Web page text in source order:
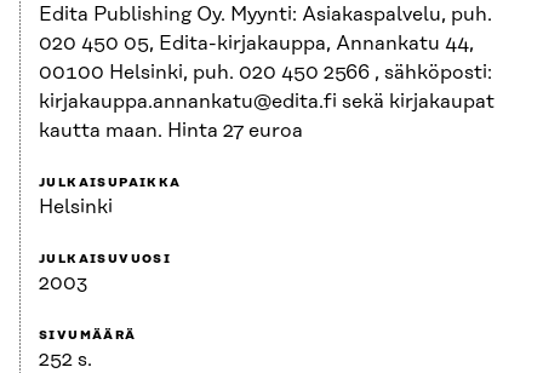
Edita Publishing Oy. Myynti: Asiakaspalvelu, puh.
020 450 05, Edita-kirjakauppa, Annankatu 44,
00100 Helsinki, puh. 020 450 2566 , sähköposti:
kirjakauppa.annankatu@edita.fi sekä kirjakaupat
kautta maan. Hinta 27 euroa
JULKAISUPAIKKA
Helsinki
JULKAISUVUOSI
2003
SIVUMÄÄRÄ
252 s.